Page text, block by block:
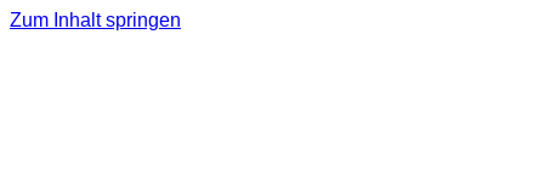
Zum Inhalt springen